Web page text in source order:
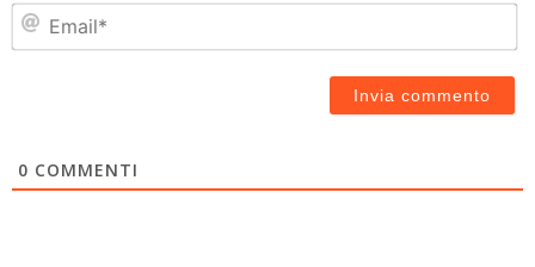
0 COMMENTI